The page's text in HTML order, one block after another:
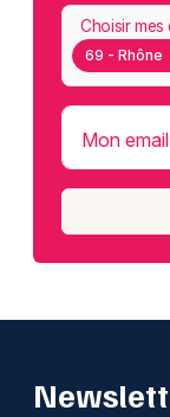
69 - Rhône
Choisir mes
Mon email